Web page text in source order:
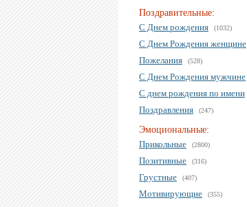
Поздравительные:
С Днем рождения
(1032)
С Днем Рождения женщине
Пожелания (528)
С Днем Рождения мужчине
С днем рождения по имени
Поздравления (247)
Эмоциональные:
Прикольные
(2800)
Позитивные (316)
Грустные (407)
Мотивирующие (355)